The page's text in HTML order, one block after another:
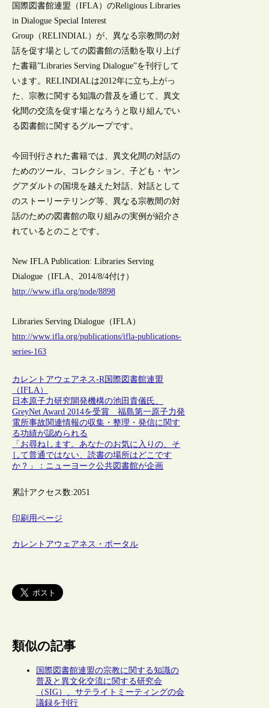
国際図書館連盟（IFLA）のReligious Libraries
in Dialogue Special Interest
Group（RELINDIAL）が、異なる宗教間の対
話を促す場としての図書館の活動を取り上げ
た書籍”Libraries Serving Dialogue”を刊行して
います。RELINDIALは2012年に立ち上がっ
た、宗教に関する知識の普及を通じて、異文
化間の交流を促す場となろうと取り組んでい
る図書館に関するグループです。
今回刊行された書籍では、異文化間の対話の
ためのツール、コレクション、子ども・ヤン
グアダルトの国境を越えた対話、対話として
のストーリーテリング等、異なる宗教間の対
話のための図書館の取り組みの実例が紹介さ
れているとのことです。
New IFLA Publication: Libraries Serving
Dialogue（IFLA、2014/8/4付け）
http://www.ifla.org/node/8898
Libraries Serving Dialogue（IFLA）
http://www.ifla.org/publications/ifla-publications-
series-163
カレントアウェアネス-R国際図書館連盟
（IFLA）
日本原子力研究開発機構の池田貴儀氏、
GreyNet Award 2014を受賞 福島第一原子力発
電所事故関連情報の収集・整理・発信に関す
る功績が認められる
「お尋ねします。あなたのお気に入りの、そ
して普通ではない、読書の場所はどこです
か？」：ニューヨーク公共図書館が企画
累計アクセス数:2051
印刷用ページ
カレントアウェアネス・ポータル
類似の記事
国際図書館連盟の宗教に関する知識の
普及と異文化交流に関する研究会
（SIG）、サテライトミーティングの会
議録を刊行